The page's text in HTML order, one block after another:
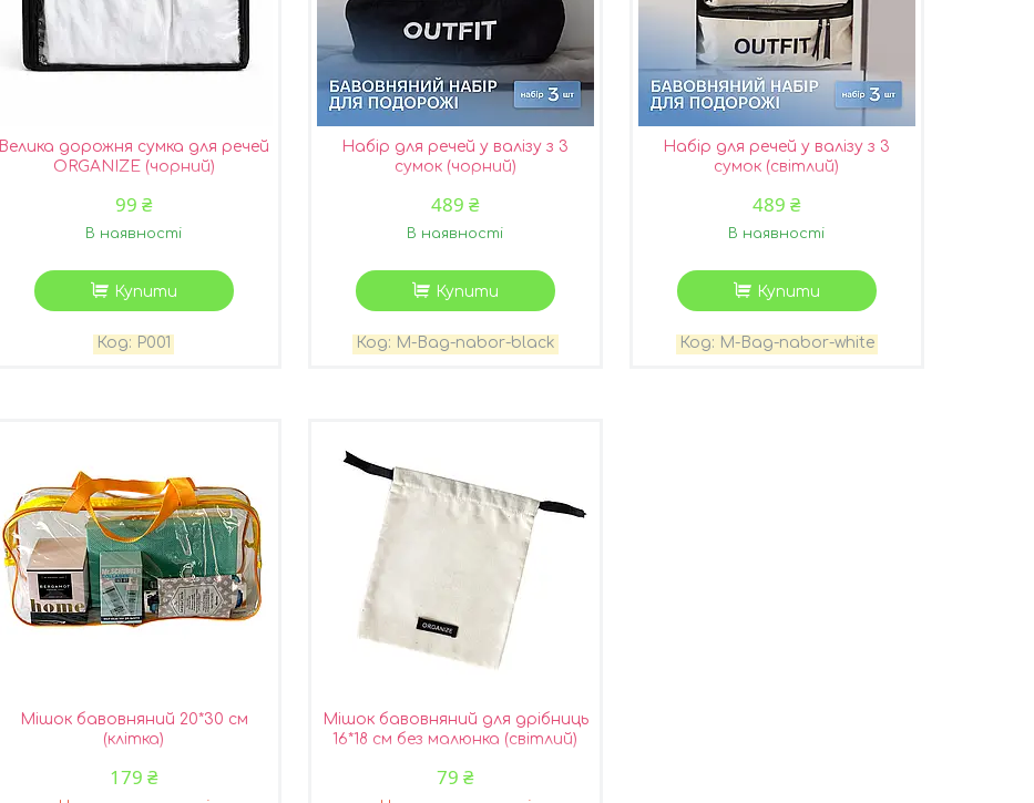
Велика дорожня сумка для речей
ORGANIZE (чорний)
99 ₴
В наявності
Купити
P001
Набір для речей у валізу з 3
сумок (чорний)
489 ₴
В наявності
Купити
M-Bag-nabor-black
Набір для речей у валізу з 3
сумок (світлий)
489 ₴
В наявності
Купити
M-Bag-nabor-white
Мішок бавовняний 20*30 см
(клітка)
179 ₴
Мішок бавовняний для дрібниць
16*18 см без малюнка (світлий)
79 ₴